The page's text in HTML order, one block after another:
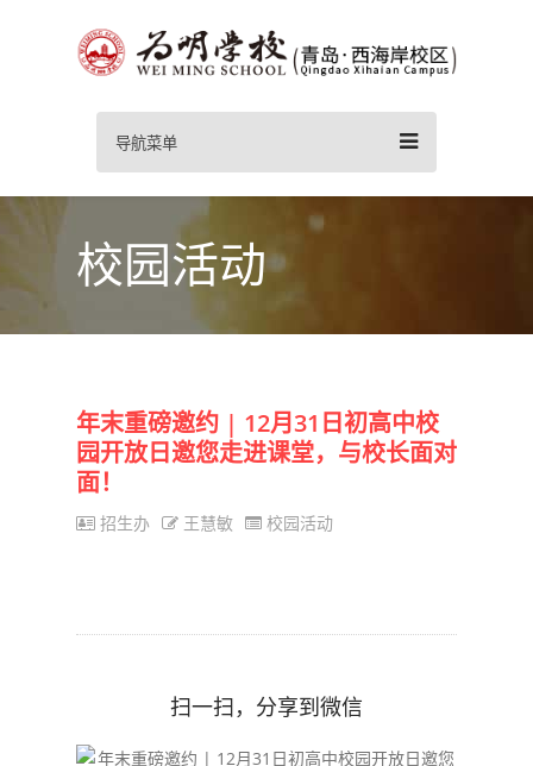
导航菜单
校园活动
年末重磅邀约 | 12月31日初高中校
园开放日邀您走进课堂，与校长面对
面！
招生办 王慧敏 校园活动
扫一扫，分享到微信